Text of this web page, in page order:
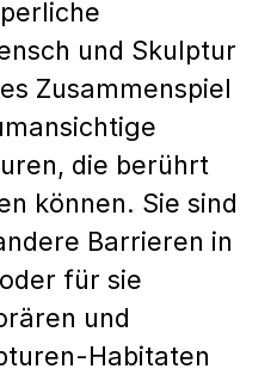
und Skulptur
Zusammenspiel
die berührt
können. Sie sind
Barrieren in
für sie
und
Habitaten